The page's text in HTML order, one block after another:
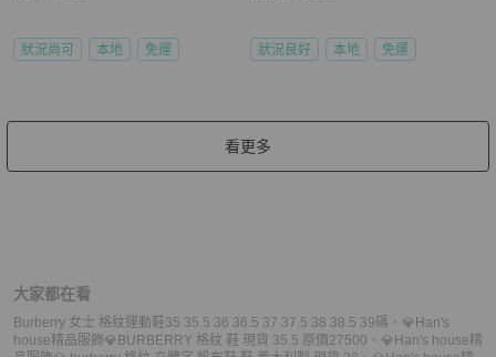
狀況尚可 本地 免運 狀況良好 本地 免運
看更多
大家都在看
Burberry 女士 格紋運動鞋35 35.5 36 36.5 37 37.5 38 38.5 39碼 、 💎Han's
house精品服飾💎BURBERRY 格紋 鞋 現貨 35.5 原價27500 、 💎Han's house精